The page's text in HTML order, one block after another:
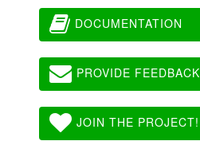
DOCUMENTATION
PROVIDE FEEDBACK
JOIN THE PROJECT!